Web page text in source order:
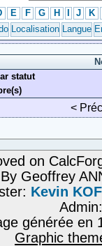
E F G H J
K
Localisation Langue
statut
<
on
By Geoffrey
Kevin
générée en
Graphic